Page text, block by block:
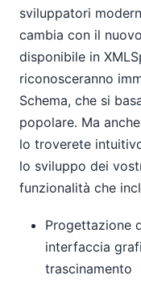
sviluppatori
cambia con il nuovo
disponibile in
riconosceranno
Schema, che si
popolare. Ma
lo troverete
lo sviluppo dei
funzionalità che
Progettazione
interfaccia
trascinamento